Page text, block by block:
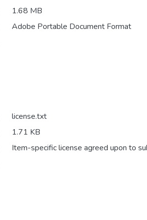
1.68 MB
Adobe Portable Document Format
license.txt
1.71 KB
Item-specific license agreed upon to